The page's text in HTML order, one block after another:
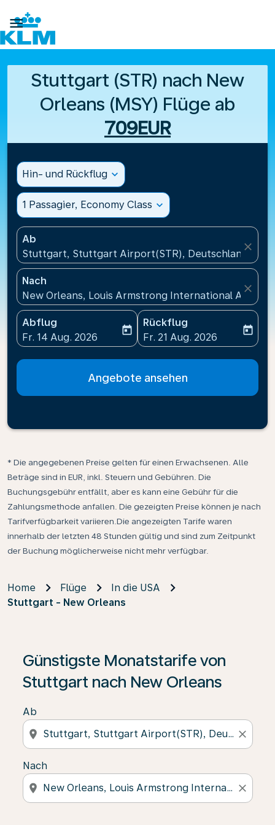

Stuttgart (STR) nach New
Orleans (MSY) Flüge ab
709EUR
Hin- und Rückflug expand_more
1 Passagier, Economy Class expand_more
Ab
Stuttgart, Stuttgart Airport(STR), Deutschland
close
Nach
New Orleans, Louis Armstrong International
close
Abflug
fc-booking-departure-date-aria-label
Fr. 14 Aug. 2026
today
Rückflug
fc-booking-return-date-
Fr. 21 Aug. 2026
today
Angebote ansehen
* Die angegebenen Preise gelten für einen Erwachsenen. Alle
Beträge sind in EUR, inkl. Steuern und Gebühren. Die
Buchungsgebühr entfällt, aber es kann eine Gebühr für die
Zahlungsmethode anfallen. Die gezeigten Preise können je nach
Tarifverfügbarkeit variieren.Die angezeigten Tarife waren
innerhalb der letzten 48 Stunden gültig und sind zum Zeitpunkt
der Buchung möglicherweise nicht mehr verfügbar.
Home Flüge
In die USA
Stuttgart - New Orleans
Günstigste Monatstarife von
Stuttgart nach New Orleans
Ab
location_on close
Nach
location_on close